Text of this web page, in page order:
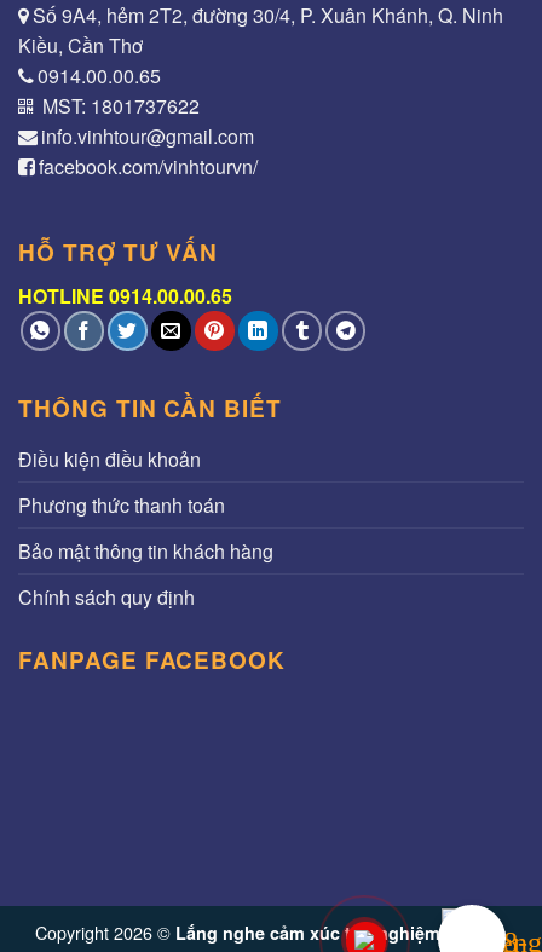
Số 9A4, hẻm 2T2, đường 30/4, P. Xuân Khánh, Q. Ninh
Kiều, Cần Thơ
0914.00.00.65
MST: 1801737622
info.vinhtour@gmail.com
facebook.com/vinhtourvn/
HỖ TRỢ TƯ VẤN
HOTLINE 0914.00.00.65
THÔNG TIN CẦN BIẾT
Điều kiện điều khoản
Phương thức thanh toán
Bảo mật thông tin khách hàng
Chính sách quy định
FANPAGE FACEBOOK
Copyright 2026 © Lắng nghe cảm xúc trải nghiệm từ Vinh